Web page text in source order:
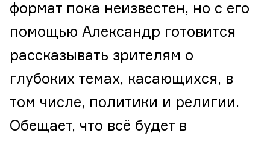
формат пока неизвестен, но с его
помощью Александр готовится
рассказывать зрителям о
глубоких темах, касающихся, в
том числе, политики и религии.
Обещает, что всё будет в